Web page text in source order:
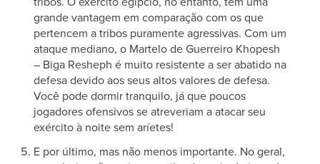
grande vantagem em comparação com os que
pertencem a tribos puramente agressivas. Com um
ataque mediano, o Martelo de Guerreiro Khopesh
– Biga Resheph é muito resistente a ser abatido na
defesa devido aos seus altos valores de defesa.
Você pode dormir tranquilo, já que poucos
jogadores ofensivos se atreveriam a atacar seu
exército à noite sem aríetes!
E por último, mas não menos importante. No geral,